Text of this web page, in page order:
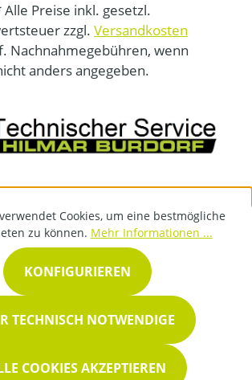
Alle Preise inkl. gesetzl.
zzgl. Versandkosten
Nachnahmegebühren, wenn
anders angegeben.
Cookies, um eine bestmögliche
zu können. Mehr Informationen ...
TECHNISCH NOTWENDIGE
KONFIGURIEREN
COOKIES AKZEPTIEREN